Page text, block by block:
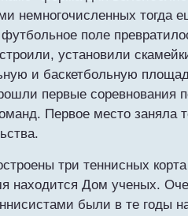
немногочисленных тогда
поле
установили
и баскетбольную
первые соревнования
Первое место заняла
три теннисных
находится Дом ученых.
были в те годы